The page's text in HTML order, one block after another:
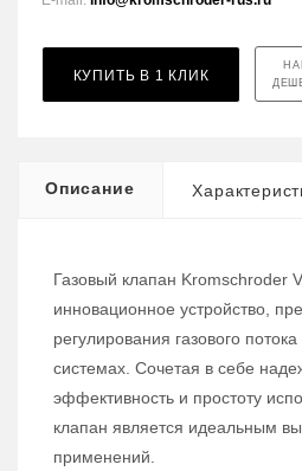
КУПИТЬ В 1 КЛИК
Описание
Газовый клапан Kromschroder
инновационное устройство,
регулирования газового
системах. Сочетая в себе
эффективность и простоту
клапан является идеальным
применений.